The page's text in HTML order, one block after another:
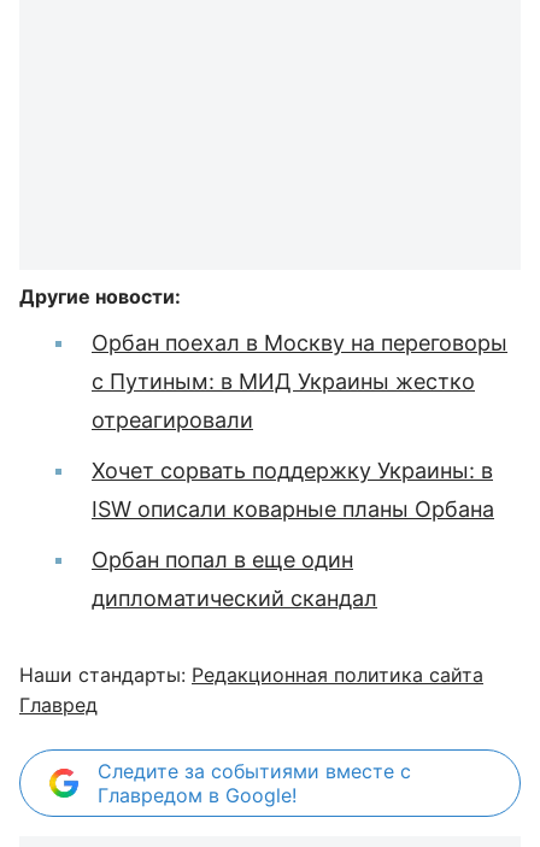
Другие новости:
Орбан поехал в Москву на переговоры
с Путиным: в МИД Украины жестко
отреагировали
Хочет сорвать поддержку Украины: в
ISW описали коварные планы Орбана
Орбан попал в еще один
дипломатический скандал
Наши стандарты: Редакционная политика сайта
Главред
Следите за событиями вместе с
Главредом в Google!